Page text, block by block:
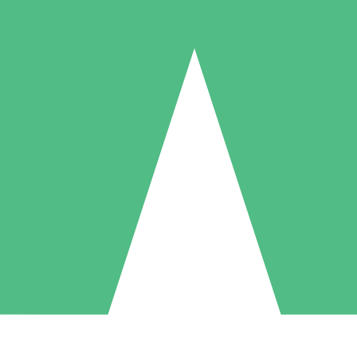
Packs de Crédits Individuels
à l'utilisation avec des crédits de téléchargement. Sans engagement
5 Téléchargements
US$